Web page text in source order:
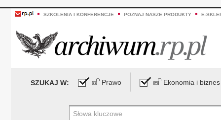
SZKOLENIA I KONFERENCJE POZNAJ NASZE PRODUKTY E-
SZUKAJ W: Prawo Ekonomia i biznes